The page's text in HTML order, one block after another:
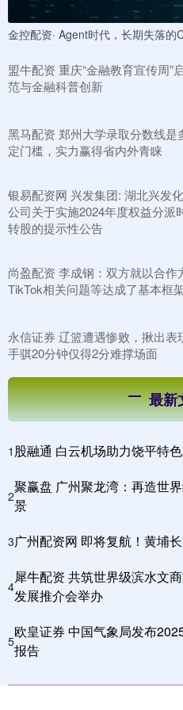
金控配资· Agent时代，长期失落的
盟牛配资 重庆“金融教育宣传周”
范与金融科普创新
黑马配资 郑州大学录取分数线是
定门槛，实力赢得省内外青睐
银易配资网 兴发集团: 湖北兴发
公司关于实施2024年度权益分派
转股的提示性公告
尚盈配资 李成钢：双方就以合作
TikTok相关问题等达成了基本框
永信证券 辽篮遭遇惨败，揪出表
手骐20分钟仅得2分难撑场面
最新
1 股融通 白云机场助力饶平特
2
聚赢盘 广州聚龙湾：再造世
景
3广州配资网 即将复航！黄埔
4
犀牛配资 共筑世界级滨水文
发展推介会举办
5
欧皇证券 中国气象局发布
报告